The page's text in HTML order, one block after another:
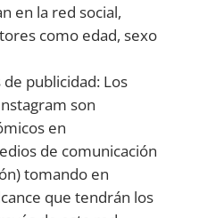
en la red social,
como edad, sexo
publicidad: Los
son
en
de comunicación
tomando en
que tendrán los